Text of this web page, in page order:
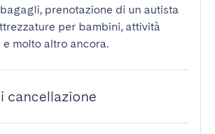
prenotazione di un autista
per bambini, attività
molto altro ancora.
cancellazione